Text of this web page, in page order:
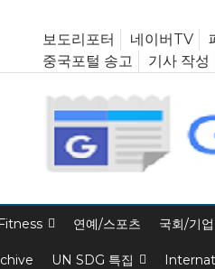
보도리포터 네이버TV
중국포털 송고
기사 작성
연예/스포츠 국회/기업
UN SDG 특집